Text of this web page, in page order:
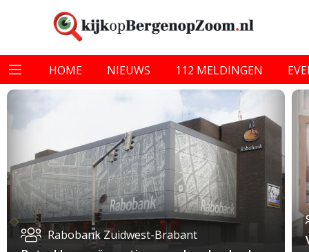
HOME NIEUWS 112 MELDINGEN
Rabobank Zuidwest-Brabant